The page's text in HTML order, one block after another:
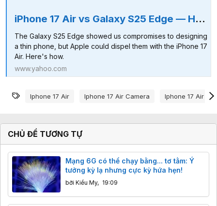
iPhone 17 Air vs Galaxy S25 Edge — How Apple Can Blow Away Samsung
The Galaxy S25 Edge showed us compromises to designing
a thin phone, but Apple could dispel them with the iPhone 17
Air. Here's how.
www.yahoo.com
Từ khóa
Iphone 17 Air Iphone 17 Air Camera Iphone 17 Air
CHỦ ĐỀ TƯƠNG TỰ
Mạng 6G có thể chạy bằng... tơ tằm: Ý
tưởng kỳ lạ nhưng cực kỳ hứa hẹn!
bởi Kiều My, 19:09